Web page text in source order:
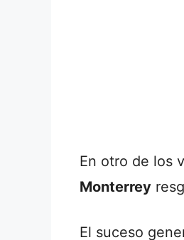
En otro de los
Monterrey
El suceso